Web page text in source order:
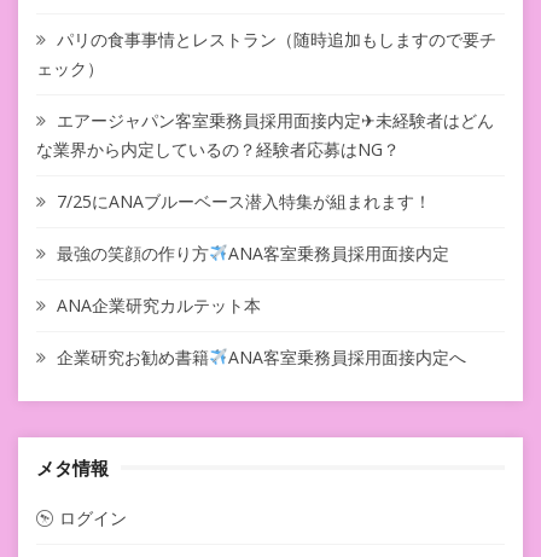
パリの食事事情とレストラン（随時追加もしますので要チ
ェック）
エアージャパン客室乗務員採用面接内定✈未経験者はどん
な業界から内定しているの？経験者応募はNG？
7/25にANAブルーベース潜入特集が組まれます！
最強の笑顔の作り方 ANA客室乗務員採用面接内定
ANA企業研究カルテット本
企業研究お勧め書籍 ANA客室乗務員採用面接内定へ
メタ情報
ログイン